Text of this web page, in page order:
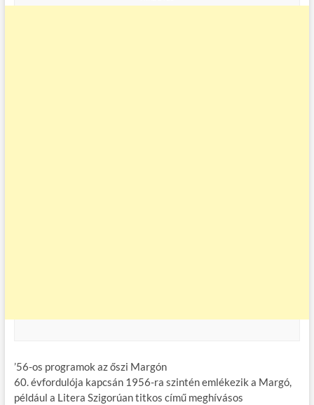
’56-os programok az őszi Margón
60. évfordulója kapcsán 1956-ra szintén emlékezik a Margó,
például a Litera Szigorúan titkos című meghívásos